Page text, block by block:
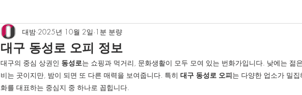
대구 동성로 오피 정보
대밤 2025년 10월 2일 1분 분량
대구의 중심 상권인 동성로는 쇼핑과 먹거리, 문화생활이 모두 모여 있는 번화가입니다. 낮에는 젊
비는 곳이지만, 밤이 되면 또 다른 매력을 보여줍니다. 특히 대구 동성로 오피는 다양한 업소가 밀
화를 대표하는 중심지 중 하나로 꼽힙니다.